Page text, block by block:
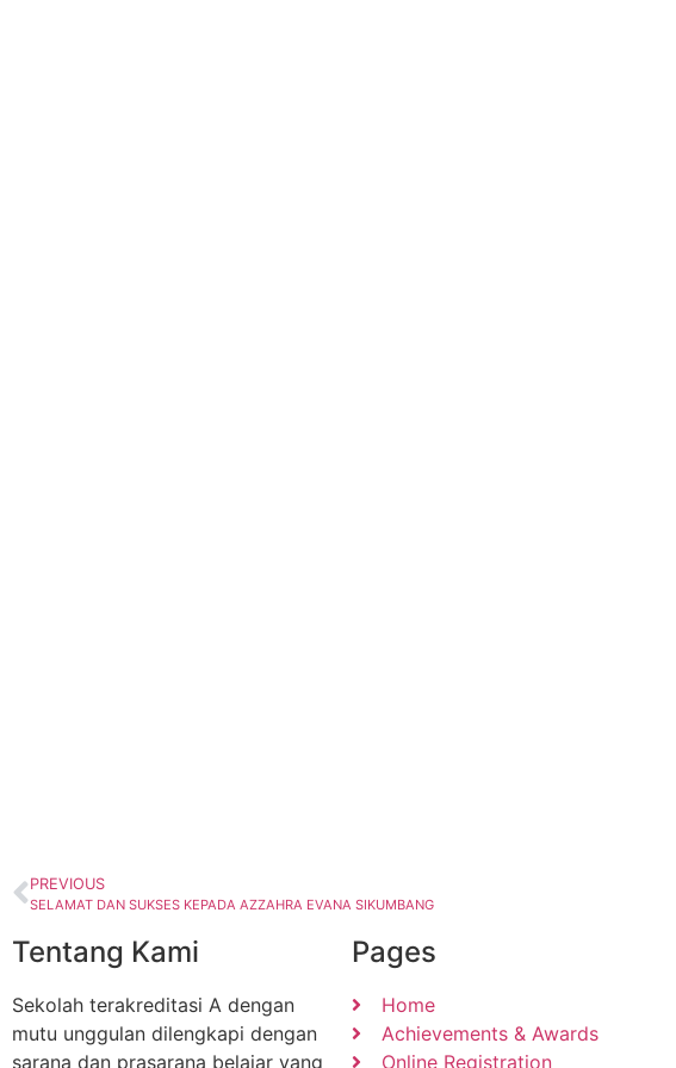
PREVIOUS
SELAMAT DAN SUKSES KEPADA AZZAHRA EVANA SIKUMBANG
Tentang Kami
Sekolah terakreditasi A dengan
mutu unggulan dilengkapi dengan
sarana dan prasarana belajar yang
Pages
Home
Achievements & Awards
Online Registration